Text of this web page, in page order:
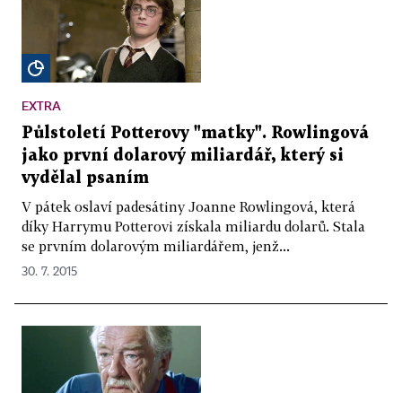
EXTRA
Půlstoletí Potterovy "matky". Rowlingová
jako první dolarový miliardář, který si
vydělal psaním
V pátek oslaví padesátiny Joanne Rowlingová, která
díky Harrymu Potterovi získala miliardu dolarů. Stala
se prvním dolarovým miliardářem, jenž...
30. 7. 2015